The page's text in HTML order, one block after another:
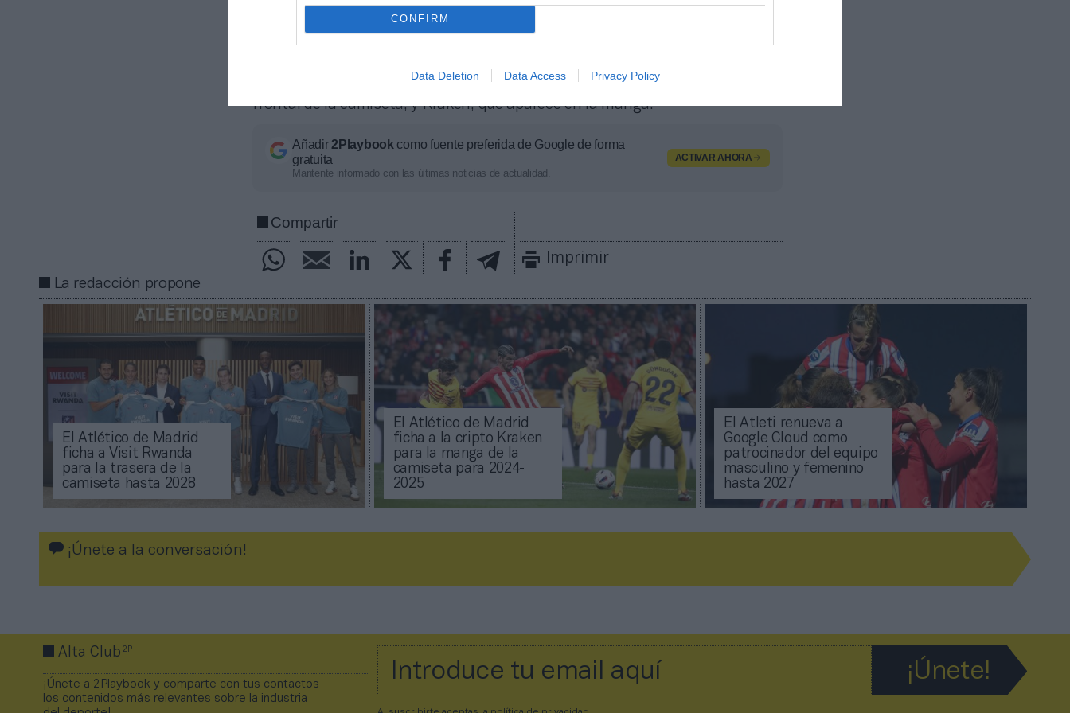
CONFIRM
Data Deletion Data Access Privacy Policy
importancia de los siete años de relación con la compañía surcoreana.
Hyundai ya fue espónsor de manga del club entre 2018 y 2021 y ha
mantenido desde entonces su compromiso como partner estratégico. La
renovación llega en un contexto en el que el Atlético también ha sellado
Riyadh Air,
que da nombre al estadio y aparece en el
frontal de la camiseta, y Kraken, que aparece en la manga.
Añadir2Playbook como fuente preferida de Google de forma
gratuita
Mantente informado con las últimas noticias de actualidad.
ACTIVAR AHORA
Compartir
Imprimir
La redacción propone
El Atlético de Madrid
ficha a Visit Rwanda
para la trasera de la
camiseta hasta 2028
El Atlético de Madrid
ficha a la cripto Kraken
para la manga de la
camiseta para 2024-
2025
El Atleti renueva a
Google Cloud como
patrocinador del equipo
masculino y femenino
hasta 2027
¡Únete a la conversación!
Alta Club2P
¡Únete a 2Playbook y comparte con tus contactos
los contenidos más relevantes sobre la industria